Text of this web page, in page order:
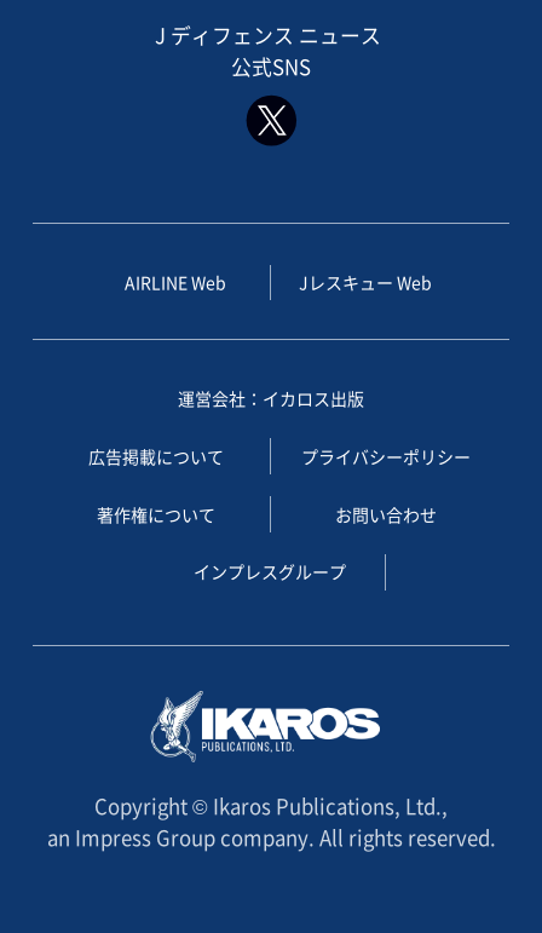
J ディフェンス ニュース
公式SNS
AIRLINE Web Jレスキュー Web
運営会社：イカロス出版
広告掲載について プライバシーポリシー
著作権について お問い合わせ
インプレスグループ
Copyright © Ikaros Publications, Ltd.,
an Impress Group company. All rights reserved.